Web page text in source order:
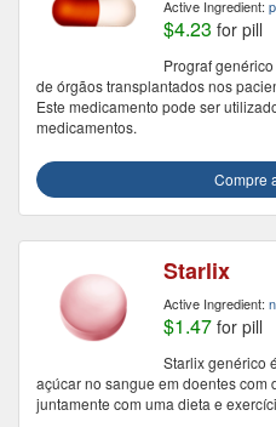
Active Ingredient:
$4.23 for pill
Prograf
de órgãos transplantados nos
Este medicamento pode ser
medicamentos.
Compre
Starlix
Active Ingredient:
$1.47 for pill
Starlix genérico
açúcar no sangue em doentes com
juntamente com uma dieta e